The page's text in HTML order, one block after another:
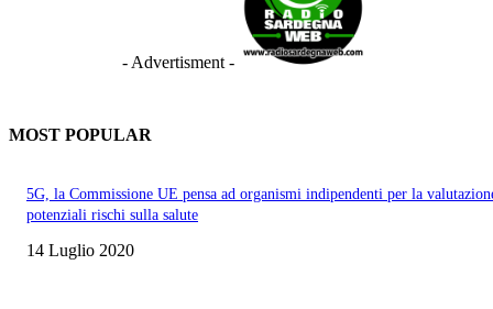
- Advertisment -
MOST POPULAR
5G, la Commissione UE pensa ad organismi indipendenti per la
potenziali rischi sulla salute
14 Luglio 2020